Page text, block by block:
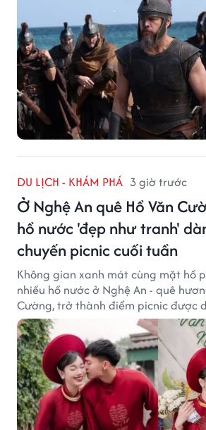
DU LỊCH - KHÁM PHÁ 3 giờ trước
Ở Nghệ An quê Hồ Văn
hồ nước 'đẹp như tranh'
chuyến picnic cuối tuần
Không gian xanh mát cùng mặt hồ
nhiều hồ nước ở Nghệ An - quê
Cường, trở thành điểm picnic được